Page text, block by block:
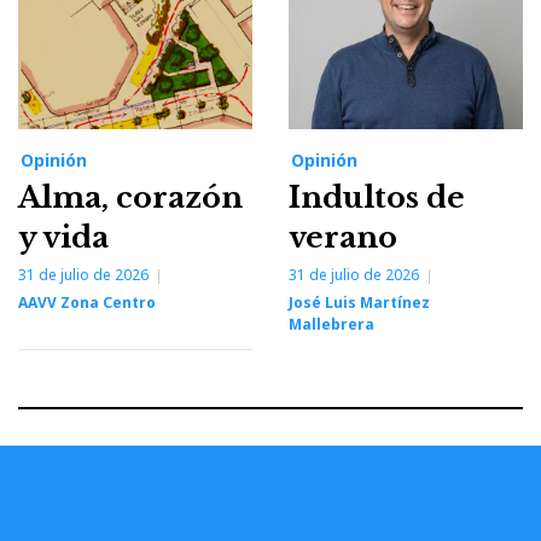
Opinión
Alma, corazón
y vida
31 de julio de 2026
AAVV Zona Centro
Opinión
Indultos de
verano
31 de julio de 2026
José Luis Martínez
Mallebrera